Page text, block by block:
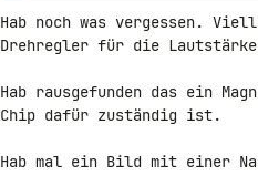
Hab noch was vergessen.
Drehregler für die
Hab rausgefunden das ein
Chip dafür zuständig ist.
Hab mal ein Bild mit einer